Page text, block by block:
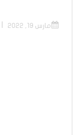
مارس 19, 2022